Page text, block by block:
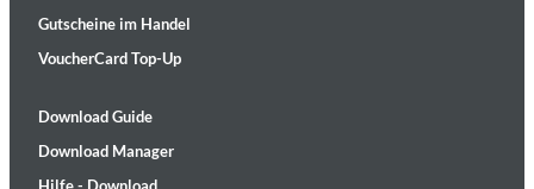
Gutscheine im Handel
VoucherCard Top-Up
Download Guide
Download Manager